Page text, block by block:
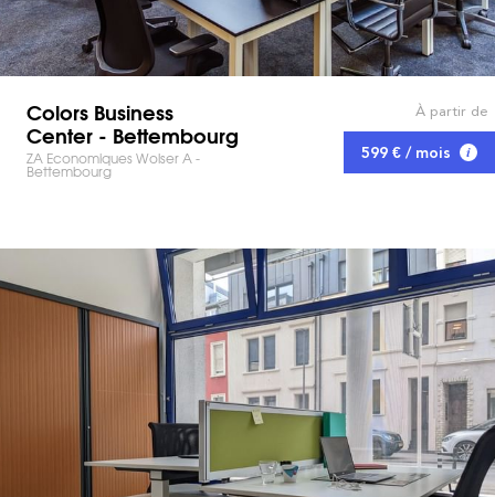
Colors Business
Center - Bettembourg
ZA Economiques Wolser A -
Bettembourg
À partir de
599 € / mois